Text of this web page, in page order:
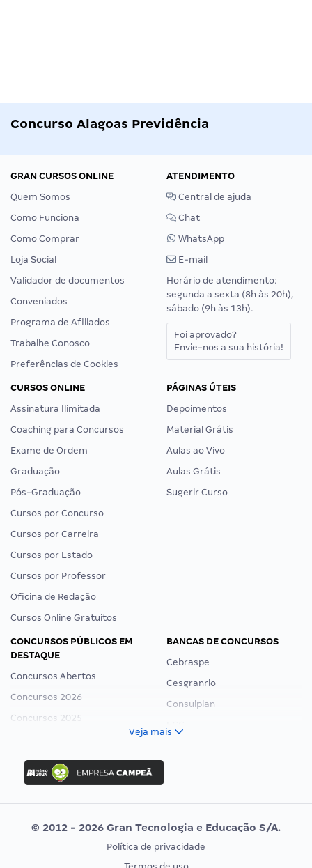
Concurso Alagoas Previdência
GRAN CURSOS ONLINE
Quem Somos
Como Funciona
Como Comprar
Loja Social
Validador de documentos
Conveniados
Programa de Afiliados
Trabalhe Conosco
Preferências de Cookies
ATENDIMENTO
Central de ajuda
Chat
WhatsApp
E-mail
Horário de atendimento:
segunda a sexta (8h às 20h),
sábado (9h às 13h).
Foi aprovado?
Envie-nos a sua história!
CURSOS ONLINE
Assinatura Ilimitada
Coaching para Concursos
Exame de Ordem
Graduação
Pós-Graduação
Cursos por Concurso
Cursos por Carreira
Cursos por Estado
Cursos por Professor
Oficina de Redação
Cursos Online Gratuitos
PÁGINAS ÚTEIS
Depoimentos
Material Grátis
Aulas ao Vivo
Aulas Grátis
Sugerir Curso
CONCURSOS PÚBLICOS EM
DESTAQUE
Concursos Abertos
Concursos 2026
Concursos 2025
Concurso Ibama
Concurso MPU
Editais publicados
BANCAS DE CONCURSOS
Cebraspe
Cesgranrio
Consulplan
Vunesp
CONCURSOS POR PROFISSÃO EXAME DE ORDEM
Veja mais
© 2012 - 2026 Gran Tecnologia e Educação S/A.
Política de privacidade